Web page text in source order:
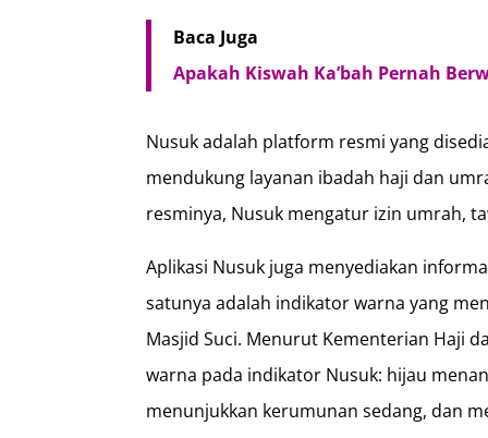
Baca Juga
Apakah Kiswah Ka’bah Pernah
Nusuk adalah platform resmi yang
mendukung layanan ibadah haji dan
resminya, Nusuk mengatur izin umrah,
Aplikasi Nusuk juga menyediakan
satunya adalah indikator warna yang
Masjid Suci. Menurut Kementerian Haji
warna pada indikator Nusuk: hijau
menunjukkan kerumunan sedang, dan